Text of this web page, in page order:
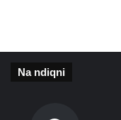
Na ndiqni